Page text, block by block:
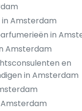
Amsterdam
in
Amsterdam
en
in Amsterdam